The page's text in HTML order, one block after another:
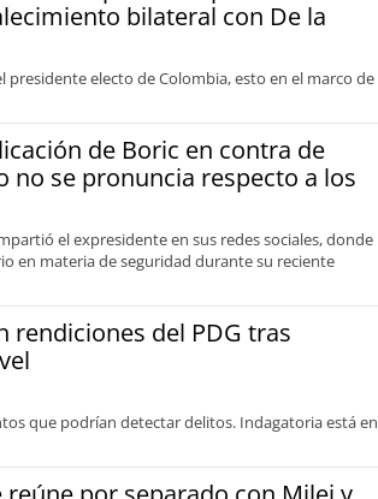
bilateral con De la
electo de Colombia, esto en el marco de
de Boric en contra de
no se pronuncia respecto a los
el expresidente en sus redes sociales, donde
en materia de seguridad durante su reciente
rendiciones del PDG tras
que podrían detectar delitos. Indagatoria está en